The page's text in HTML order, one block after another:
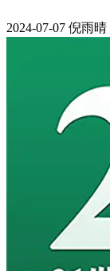
2024-07-07 倪雨晴